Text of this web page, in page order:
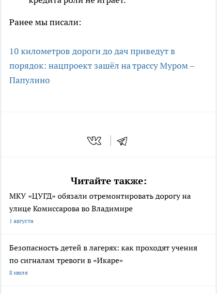
Ранее мы писали:
10 километров дороги до дач приведут в
порядок: нацпроект зашёл на трассу Муром –
Папулино
Читайте также:
МКУ «ЦУГД» обязали отремонтировать дорогу на
улице Комиссарова во Владимире
1 августа
Безопасность детей в лагерях: как проходят учения
по сигналам тревоги в «Икаре»
8 июля